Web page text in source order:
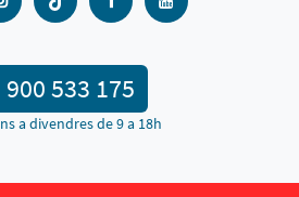
900 533 175
a divendres de 9 a 18h